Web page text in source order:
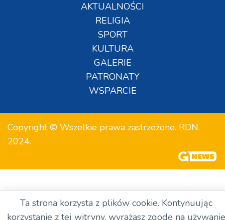
AKTUALNOŚCI
RELIGIA
SPORT
KULTURA
GALERIE
PATRONATY
WSPARCIE
Copyright © Wszelkie prawa zastrzeżone. RDN.
2024.
Ta strona korzysta z plików cookie. Kontynuując
korzystanie z tej witryny, wyrażasz zgodę na używanie